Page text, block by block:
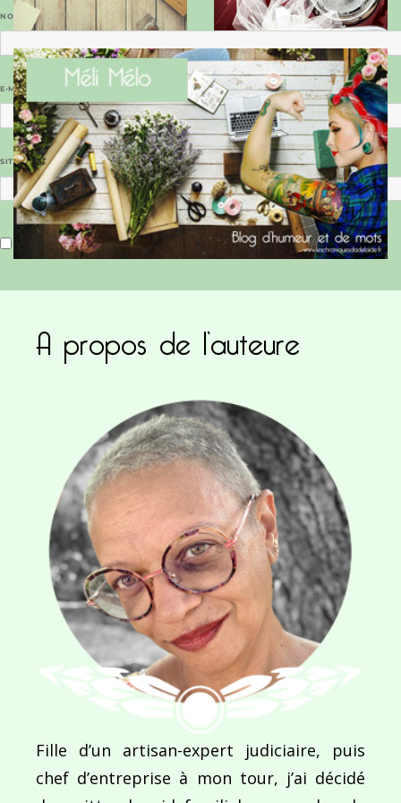
NOM
E-MAIL
SITE WEB
Enregistrer mon nom, mon e-mail et mon site dans le navigateur pour mon prochain commentaire.
Ce site utilise Akismet pour réduire les
commentaires sont traitées.
Navigation
l’article
PUBLIÉ DANS
Le Reggae : une philosophie au-delà de la
A propos de l’auteure
Fille d’un artisan-expert judiciaire, puis
chef d’entreprise à mon tour, j’ai décidé